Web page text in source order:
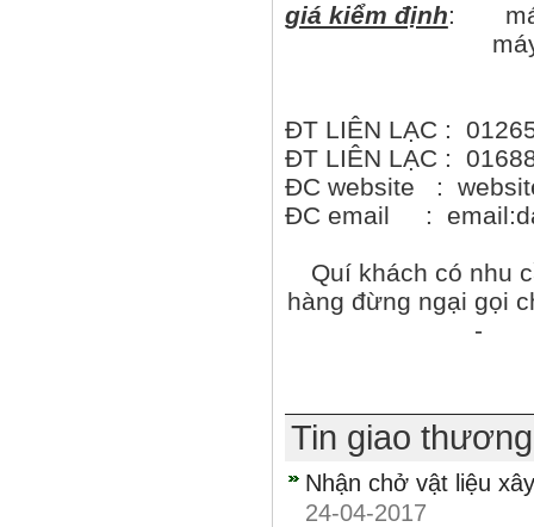
giá kiểm định: máy
máy kinh vĩ
ĐT LIÊN LẠC :
ĐT LIÊN LẠC :
ĐC website :
ĐC email :
Quí khách có nhu
hàng đừng ngại gọi
-
Tin giao
Nhận chở vật liệu
24-04-2017